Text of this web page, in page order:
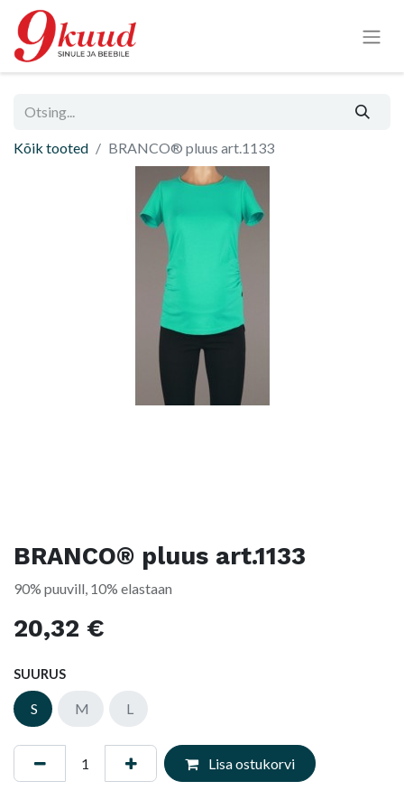
Kõik tooted BRANCO® pluus art.1133
BRANCO® pluus art.1133
90% puuvill, 10% elastaan
20,32 €
SUURUS
S M L
Lisa ostukorvi